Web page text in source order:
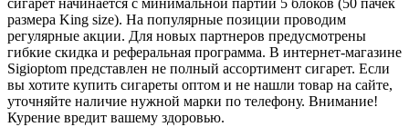
сигарет начинается с минимальной партии 5 блоков (50 пачек
размера King size). На популярные позиции проводим
регулярные акции. Для новых партнеров предусмотрены
гибкие скидка и реферальная программа. В интернет-магазине
Sigioptom представлен не полный ассортимент сигарет. Если
вы хотите купить сигареты оптом и не нашли товар на сайте,
уточняйте наличие нужной марки по телефону. Внимание!
Курение вредит вашему здоровью.